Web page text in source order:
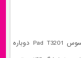
ایسوس با رونمایی از تبلت ایسوس Pad T3201 دوباره